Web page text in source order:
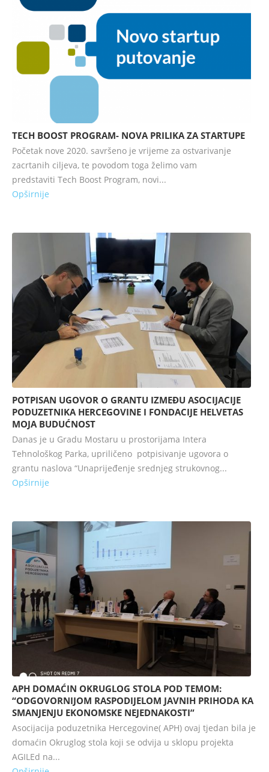
TECH BOOST PROGRAM- NOVA PRILIKA ZA STARTUPE
Početak nove 2020. savršeno je vrijeme za ostvarivanje
zacrtanih ciljeva, te povodom toga želimo vam
predstaviti Tech Boost Program, novi...
Opširnije
POTPISAN UGOVOR O GRANTU IZMEĐU ASOCIJACIJE
PODUZETNIKA HERCEGOVINE I FONDACIJE HELVETAS
MOJA BUDUĆNOST
Danas je u Gradu Mostaru u prostorijama Intera
Tehnološkog Parka, upriličeno potpisivanje ugovora o
grantu naslova “Unaprijeđenje srednjeg strukovnog...
Opširnije
APH DOMAĆIN OKRUGLOG STOLA POD TEMOM:
“ODGOVORNIJOM RASPODIJELOM JAVNIH PRIHODA KA
SMANJENJU EKONOMSKE NEJEDNAKOSTI”
Asocijacija poduzetnika Hercegovine( APH) ovaj tjedan bila je
domaćin Okruglog stola koji se odvija u sklopu projekta
AGILEd na...